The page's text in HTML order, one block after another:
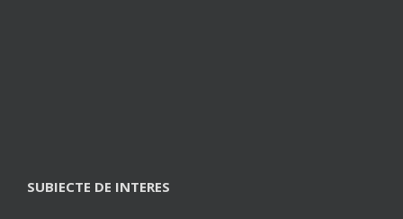
SUBIECTE DE INTERES